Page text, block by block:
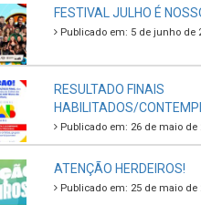
FESTIVAL JULHO É
Publicado em: 5 de junho de
RESULTADO FINAIS
HABILITADOS/
Publicado em: 26 de maio de
ATENÇÃO HERDEIROS!
Publicado em: 25 de maio de